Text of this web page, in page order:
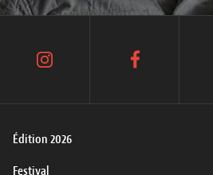
Édition 2026
Festival
instagram facebook